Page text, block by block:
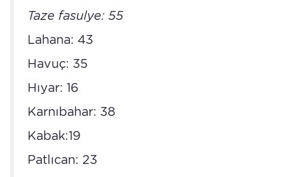
Taze fasulye: 55
Lahana: 43
Havuç: 35
Hıyar: 16
Karnıbahar: 38
Kabak:19
Patlıcan: 23